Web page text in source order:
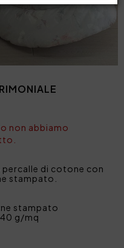
non abbiamo
di cotone con
stampato.
stampato
g/mq